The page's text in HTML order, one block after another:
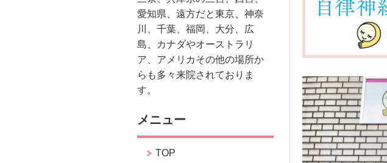
愛知県、遠方だと東京、神奈
川、千葉、福岡、大分、広
島、カナダやオーストラリ
ア、アメリカその他の場所か
らも多々来院されておりま
す。
メニュー
TOP